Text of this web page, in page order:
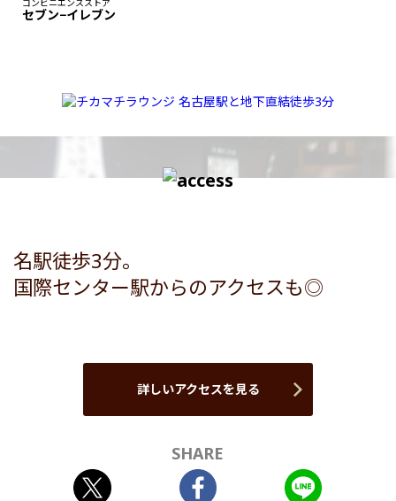
コンビニエンスストア
セブン−イレブン
名駅徒歩3分。
国際センター駅からのアクセスも◎
詳しいアクセスを見る
SHARE